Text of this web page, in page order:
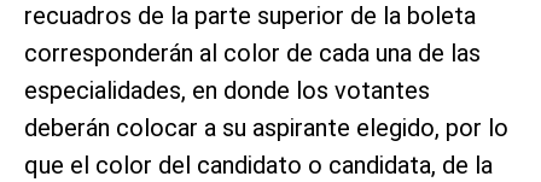
recuadros de la parte superior de la boleta
corresponderán al color de cada una de las
especialidades, en donde los votantes
deberán colocar a su aspirante elegido, por lo
que el color del candidato o candidata, de la